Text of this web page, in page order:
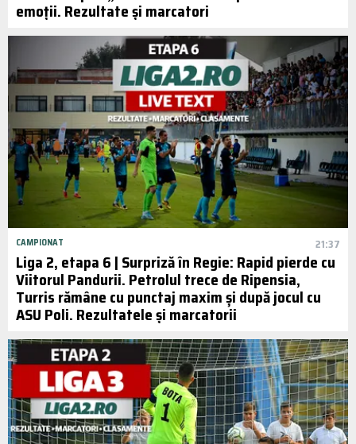
emoții. Rezultate și marcatori
CAMPIONAT 21:37
Liga 2, etapa 6 | Surpriză în Regie: Rapid pierde cu
Viitorul Pandurii. Petrolul trece de Ripensia,
Turris rămâne cu punctaj maxim și după jocul cu
ASU Poli. Rezultatele și marcatorii